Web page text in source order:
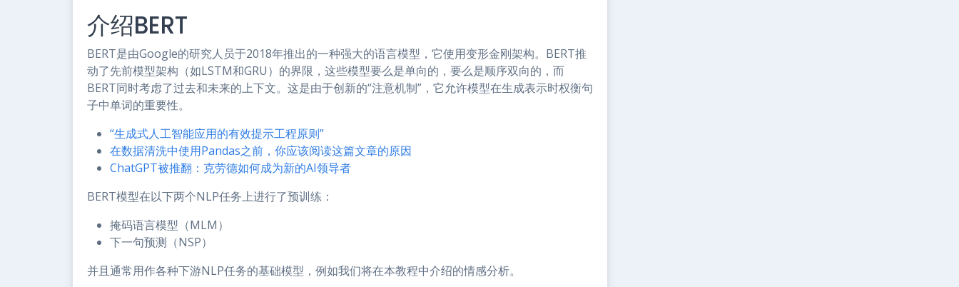
介绍BERT
BERT是由Google的研究人员于2018年推出的一种强大的语言模型，它使用变形金刚架构。BERT推
动了先前模型架构（如LSTM和GRU）的界限，这些模型要么是单向的，要么是顺序双向的，而
BERT同时考虑了过去和未来的上下文。这是由于创新的“注意机制”，它允许模型在生成表示时权衡句
子中单词的重要性。
“生成式人工智能应用的有效提示工程原则”
在数据清洗中使用Pandas之前，你应该阅读这篇文章的原因
ChatGPT被推翻：克劳德如何成为新的AI领导者
BERT模型在以下两个NLP任务上进行了预训练：
掩码语言模型（MLM）
下一句预测（NSP）
并且通常用作各种下游NLP任务的基础模型，例如我们将在本教程中介绍的情感分析。